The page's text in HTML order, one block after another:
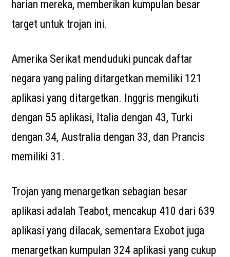
harian mereka, memberikan kumpulan besar
target untuk trojan ini.
Amerika Serikat menduduki puncak daftar
negara yang paling ditargetkan memiliki 121
aplikasi yang ditargetkan. Inggris mengikuti
dengan 55 aplikasi, Italia dengan 43, Turki
dengan 34, Australia dengan 33, dan Prancis
memiliki 31.
Trojan yang menargetkan sebagian besar
aplikasi adalah Teabot, mencakup 410 dari 639
aplikasi yang dilacak, sementara Exobot juga
menargetkan kumpulan 324 aplikasi yang cukup